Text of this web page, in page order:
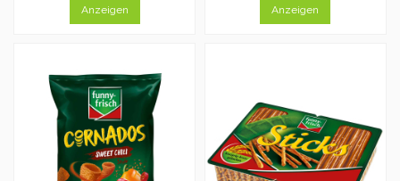
Anzeigen Anzeigen